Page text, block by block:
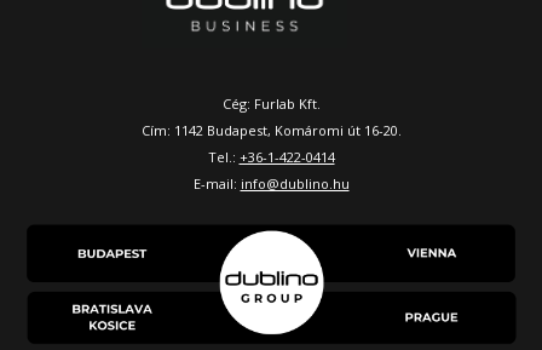
Cég: Furlab Kft.
Cím: 1142 Budapest, Komáromi út 16-20.
Tel.: +36-1-422-0414
E-mail: info@dublino.hu